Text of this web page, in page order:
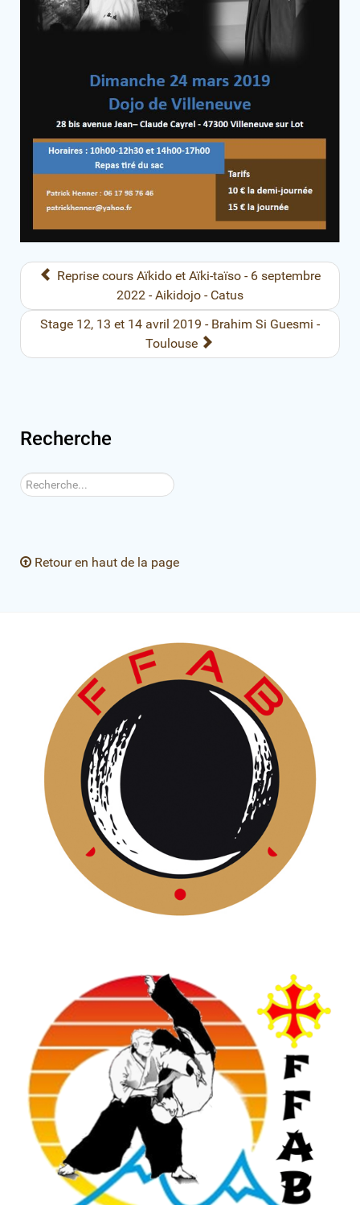
Reprise cours Aïkido et Aïki-taïso - 6 septembre
2022 - Aikidojo - Catus
Stage 12, 13 et 14 avril 2019 - Brahim Si Guesmi -
Toulouse
Recherche
Rechercher
Retour en haut de la page